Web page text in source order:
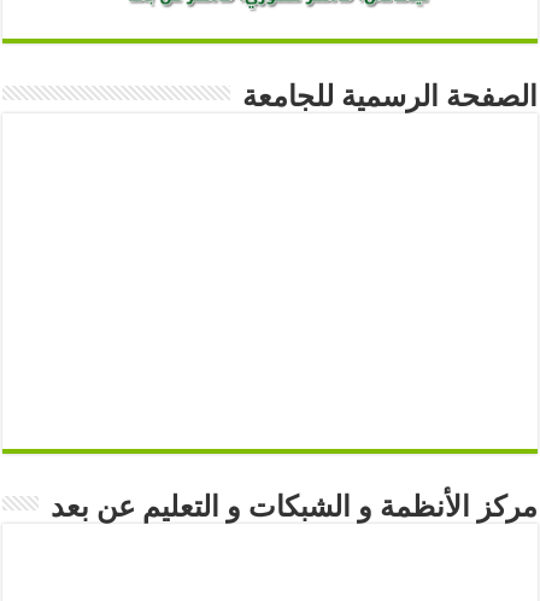
الصفحة الرسمية للجامعة
مركز الأنظمة و الشبكات و التعليم عن بعد